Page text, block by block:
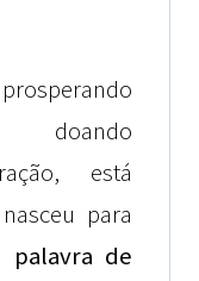
doando
está
para
palavra de